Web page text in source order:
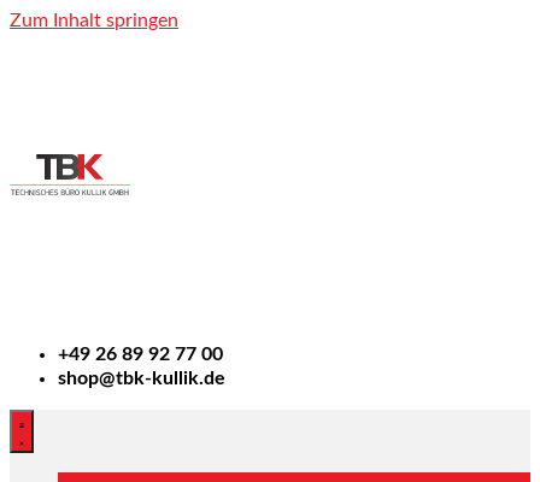
Zum Inhalt springen
+49 26 89 92 77 00
shop@tbk-kullik.de